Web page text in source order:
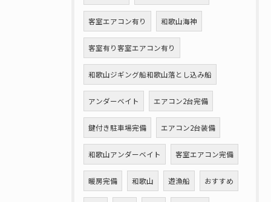
客室エアコン有り 和歌山海神
客室有り客室エアコン有り
和歌山ジギング船和歌山落とし込み船
アンダーベイト エアコン2台完備
鍵付き駐車場完備 エアコン2台装備
和歌山アンダーベイト 客室エアコン完備
暖房完備 和歌山 遊漁船 おすすめ